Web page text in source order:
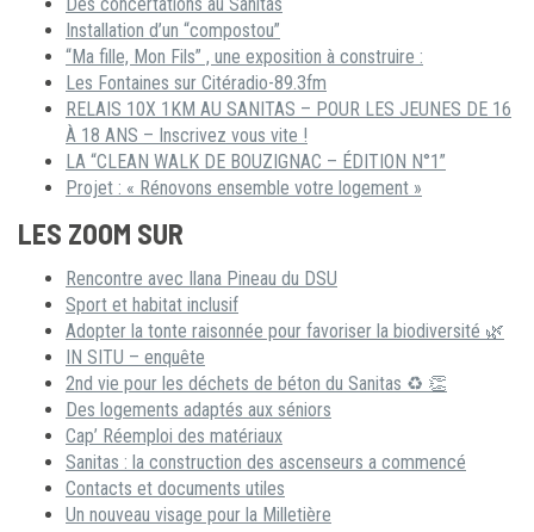
Installation d’un “compostou”
“Ma fille, Mon Fils” , une exposition à construire :
Les Fontaines sur Citéradio-89.3fm
RELAIS 10X 1KM AU SANITAS – POUR LES JEUNES DE 16
À 18 ANS – Inscrivez vous vite !
LA “CLEAN WALK DE BOUZIGNAC – ÉDITION N°1”
Projet : « Rénovons ensemble votre logement »
LES ZOOM SUR
Rencontre avec Ilana Pineau du DSU
Sport et habitat inclusif
Adopter la tonte raisonnée pour favoriser la biodiversité 🌿
IN SITU – enquête
2nd vie pour les déchets de béton du Sanitas ♻ 👏
Des logements adaptés aux séniors
Cap’ Réemploi des matériaux
Sanitas : la construction des ascenseurs a commencé
Contacts et documents utiles
Un nouveau visage pour la Milletière